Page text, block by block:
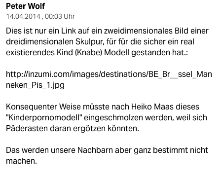
Peter Wolf
14.04.2014 , 00:03 Uhr
Dies ist nur ein Link auf ein zweidimensionales Bild einer
dreidimensionalen Skulpur, für für die sicher ein real
existierendes Kind (Knabe) Modell gestanden hat.:
http://inzumi.com/images/destinations/BE_Br__ssel_Man
neken_Pis_1.jpg
Konsequenter Weise müsste nach Heiko Maas dieses
"Kinderpornomodell" eingeschmolzen werden, weil sich
Päderasten daran ergötzen könnten.
Das werden unsere Nachbarn aber ganz bestimmt nicht
machen.